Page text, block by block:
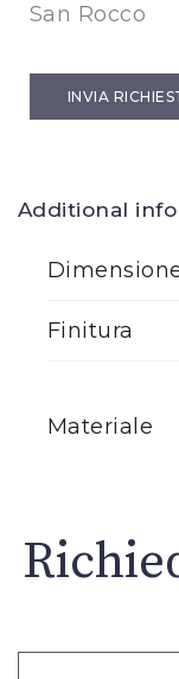
San Rocco
INVIA
Additional
Finitura
Materiale